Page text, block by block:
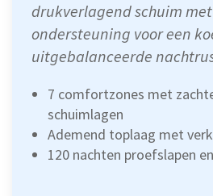
drukverlagend schuim
ondersteuning voor een
uitgebalanceerde
7 comfortzones met
schuimlagen
Ademend toplaag met
120 nachten proefslapen